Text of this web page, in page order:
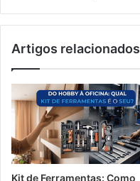
Artigos relacionados
Kit de Ferramentas: Como